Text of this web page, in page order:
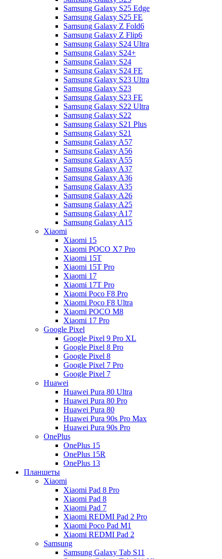
Samsung Galaxy S25 Edge
Samsung Galaxy S25 FE
Samsung Galaxy Z Fold6
Samsung Galaxy Z Flip6
Samsung Galaxy S24 Ultra
Samsung Galaxy S24+
Samsung Galaxy S24
Samsung Galaxy S24 FE
Samsung Galaxy S23 Ultra
Samsung Galaxy S23
Samsung Galaxy S23 FE
Samsung Galaxy S22 Ultra
Samsung Galaxy S22
Samsung Galaxy S21 Plus
Samsung Galaxy S21
Samsung Galaxy A57
Samsung Galaxy A56
Samsung Galaxy A55
Samsung Galaxy A37
Samsung Galaxy A36
Samsung Galaxy A35
Samsung Galaxy A26
Samsung Galaxy A25
Samsung Galaxy A17
Samsung Galaxy A15
Xiaomi
Xiaomi 15
Xiaomi POCO X7 Pro
Xiaomi 15T
Xiaomi 15T Pro
Xiaomi 17
Xiaomi 17T Pro
Xiaomi Poco F8 Pro
Xiaomi Poco F8 Ultra
Xiaomi POCO M8
Xiaomi 17 Pro
Google Pixel
Google Pixel 9 Pro XL
Google Pixel 8 Pro
Google Pixel 8
Google Pixel 7 Pro
Google Pixel 7
Huawei
Huawei Pura 80 Ultra
Huawei Pura 80 Pro
Huawei Pura 80
Huawei Pura 90s Pro Max
Huawei Pura 90s Pro
OnePlus
OnePlus 15
OnePlus 15R
OnePlus 13
Планшеты
Xiaomi
Xiaomi Pad 8 Pro
Xiaomi Pad 8
Xiaomi Pad 7
Xiaomi REDMI Pad 2 Pro
Xiaomi Poco Pad M1
Xiaomi REDMI Pad 2
Samsung
Samsung Galaxy Tab S11